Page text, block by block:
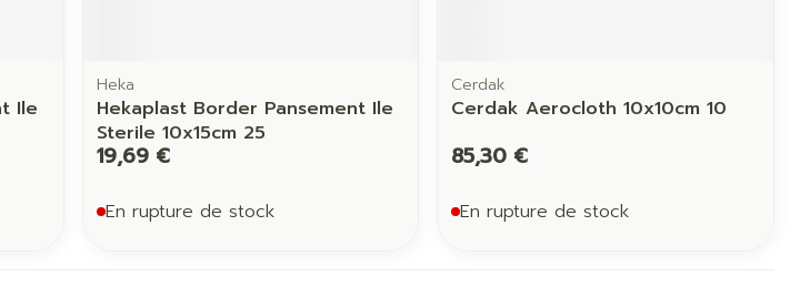
Ile
Heka
Hekaplast Border Pansement Ile
Sterile 10x15cm 25
19,69 €
En rupture de stock
Cerdak
Cerdak Aerocloth 10x10cm 10
85,30 €
En rupture de stock